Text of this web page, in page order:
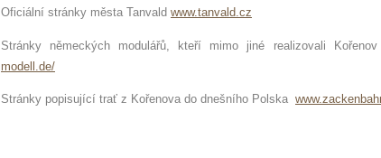
Oficiální stránky města Tanvald www.tanvald.cz
Stránky německých modulářů, kteří mimo jiné realizovali
modell.de/
Stránky popisující trať z Kořenova do dnešního Polska